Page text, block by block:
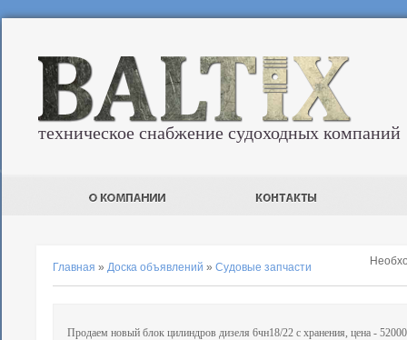
техническое снабжение судоходных компаний
Главная » Доска объявлений » Судовые запчасти
Продаем новый блок цилиндров дизеля 6чн18/22 с хранения, цена -